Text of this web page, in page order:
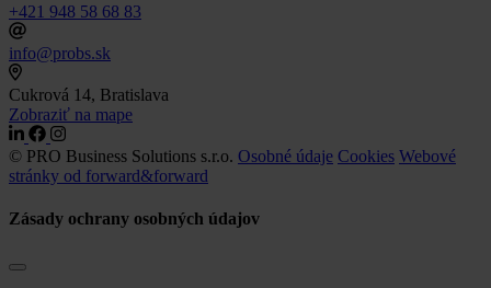
+421 948 58 68 83
info@probs.sk
Cukrová 14, Bratislava
Zobraziť na mape
© PRO Business Solutions s.r.o. Osobné údaje Cookies Webové
stránky od forward&forward
Zásady ochrany osobných údajov